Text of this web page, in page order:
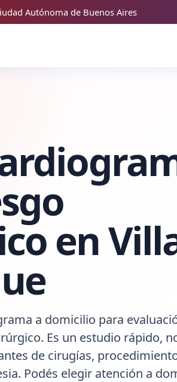
Autónoma de Buenos Aires
en
a domicilio para
Es un estudio rápido,
de cirugías,
Podés elegir atención a